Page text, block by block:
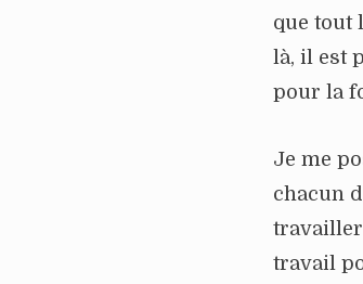
que tout
là, il est
pour la
Je me
chacun
travail